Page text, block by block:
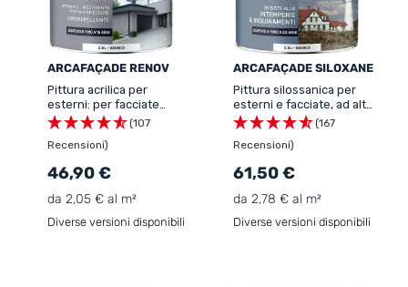
ARCAFAÇADE RENOV
Pittura acrilica per
esterni: per facciate
esterne e stucco -
ARCAFAÇADE RENOV
(107
Recensioni)
46,90 €
da 2,05 € al m²
Diverse versioni disponibili
ARCAFAÇADE SILOXANE
Pittura silossanica per
esterni e facciate, ad alto
potere idrorepellente -
ARCAFAÇADE SILOXANE
(167
Recensioni)
61,50 €
da 2,78 € al m²
Diverse versioni disponibili